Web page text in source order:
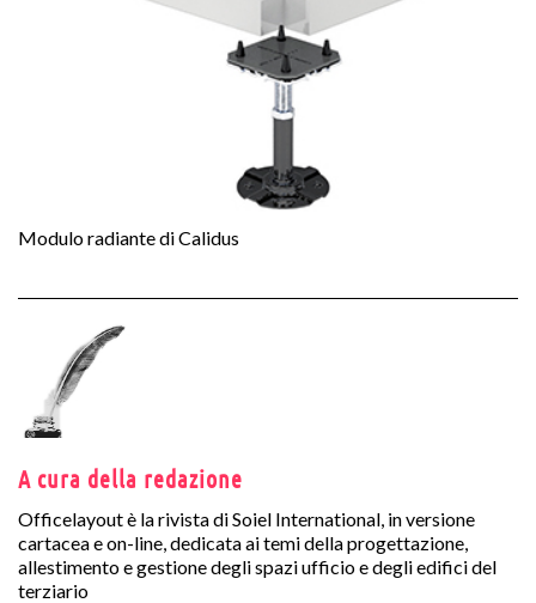
Modulo radiante di Calidus
A cura della redazione
Officelayout è la rivista di Soiel International, in versione
cartacea e on-line, dedicata ai temi della progettazione,
allestimento e gestione degli spazi ufficio e degli edifici del
terziario